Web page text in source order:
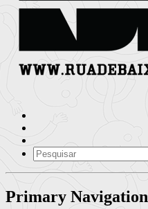
Primary Navigation